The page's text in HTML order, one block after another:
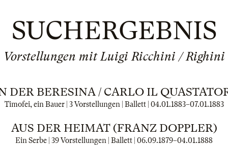
SUCHERGEBNIS
Vorstellungen mit Luigi Ricchini / Righini
DER BERESINA / CARLO IL
Timofei, ein Bauer | 3 Vorstellungen | Ballett | 04.01.1883–07.01.1883
AUS DER HEIMAT (FRANZ DOPPLER)
Ein Serbe | 39 Vorstellungen | Ballett | 06.09.1879–04.01.1888